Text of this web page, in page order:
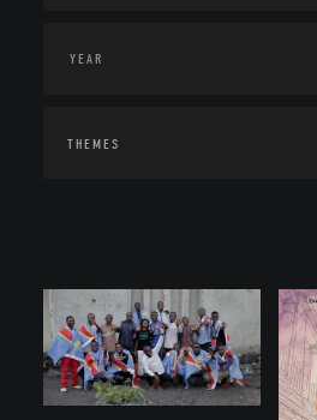
THEMES